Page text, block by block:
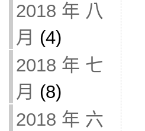
2018 年 八
月 (4)
2018 年 七
月 (8)
2018 年 六